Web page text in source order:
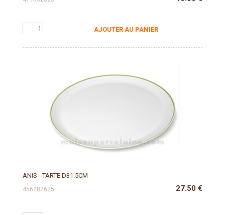
AJOUTER AU PANIER
ANIS - TARTE D31.5CM
456282625 27.50 €